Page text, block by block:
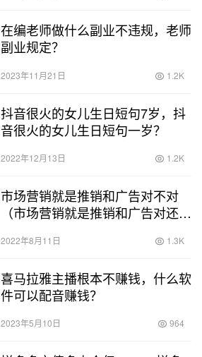
在编老师做什么副业不违规，老师
副业规定？
2023年11月21日 1.2K
抖音很火的女儿生日短句7岁，抖
音很火的女儿生日短句一岁？
2022年12月13日 1.2K
市场营销就是推销和广告对不对
（市场营销就是推销和广告对还是
2022年8月11日 1.3K
喜马拉雅主播根本不赚钱，什么软
件可以配音赚钱？
2023年5月10日 964